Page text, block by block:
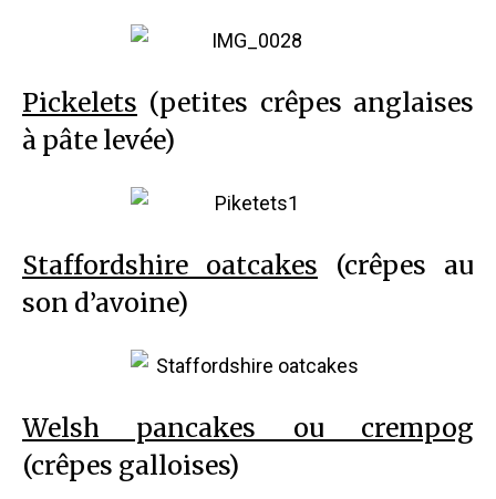
Pickelets (petites crêpes anglaises
à pâte levée)
Staffordshire oatcakes (crêpes au
son d’avoine)
Welsh pancakes ou crempog
(crêpes galloises)